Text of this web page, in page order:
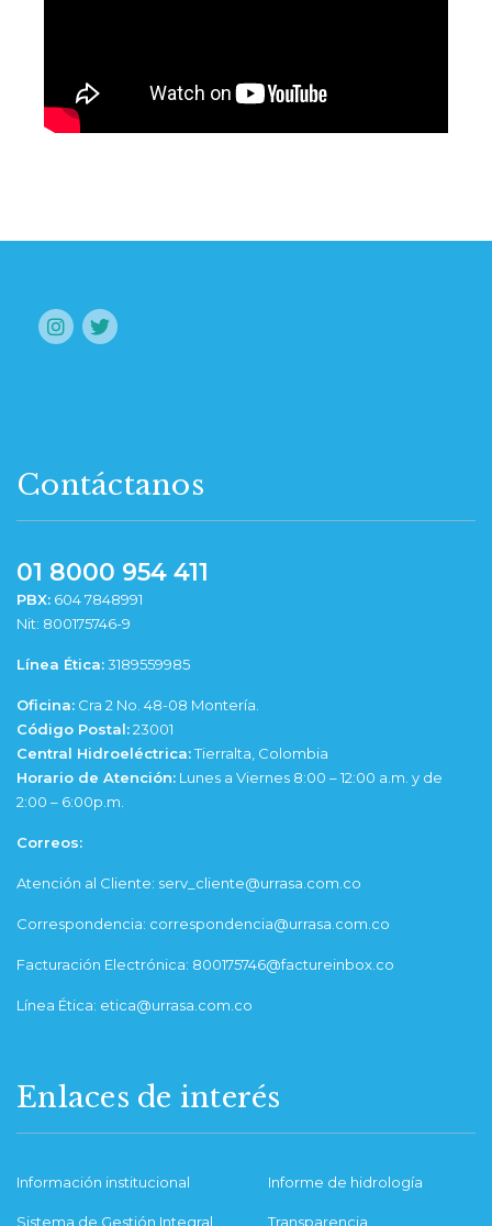
Contáctanos
01 8000 954 411
PBX: 604 7848991
Nit: 800175746-9
Línea Ética:3189559985
Oficina: Cra 2 No. 48-08 Montería.
Código Postal:23001
Central Hidroeléctrica:Tierralta, Colombia
Horario de Atención: Lunes a Viernes 8:00 – 12:00 a.m. y de
2:00 – 6:00p.m.
Correos:
Atención al Cliente: serv_cliente@urrasa.com.co
Correspondencia: correspondencia@urrasa.com.co
Facturación Electrónica: 800175746@factureinbox.co
Línea Ética: etica@urrasa.com.co
Enlaces de interés
Información institucional Informe de hidrología
Sistema de Gestión Integral Transparencia